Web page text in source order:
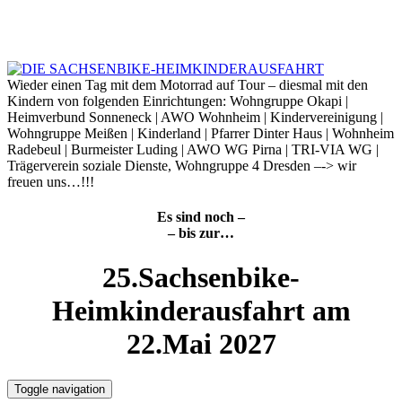
Wieder einen Tag mit dem Motorrad auf Tour – diesmal mit den
Kindern von folgenden Einrichtungen: Wohngruppe Okapi |
Heimverbund Sonneneck | AWO Wohnheim | Kindervereinigung |
Wohngruppe Meißen | Kinderland | Pfarrer Dinter Haus | Wohnheim
Radebeul | Burmeister Luding | AWO WG Pirna | TRI-VIA WG |
Trägerverein soziale Dienste, Wohngruppe 4 Dresden –-> wir
freuen uns…!!!
Es sind noch –
– bis zur…
25.Sachsenbike-
Heimkinderausfahrt am
22.Mai 2027
Toggle navigation